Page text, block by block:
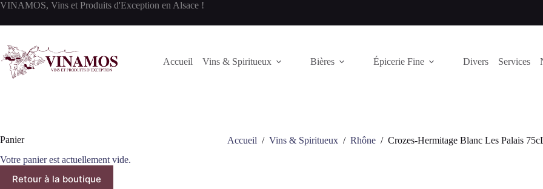
Passer
contenu
VINAMOS, Vins et Produits d'Exception en Alsace !
Accueil Vins & Spiritueux Bières Épicerie Fine Divers Services
Accueil / Vins & Spiritueux / Rhône / Crozes-Hermitage Blanc Les Palais
Panier
Votre panier est actuellement vide.
Retour à la boutique